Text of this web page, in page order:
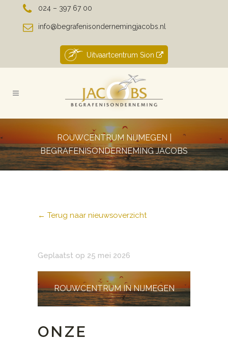
024 – 397 67 00
info@begrafenisondernemingjacobs.nl
Uitvaartcentrum Sion
ROUWCENTRUM NIJMEGEN |
BEGRAFENISONDERNEMING JACOBS
← Terug naar nieuwsoverzicht
Geplaatst op 25 mei 2026
ROUWCENTRUM IN NIJMEGEN
ONZE